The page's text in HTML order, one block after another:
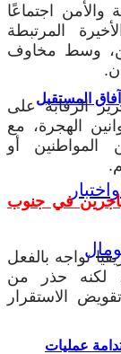
المستقبل
واختبار استدامة عمليات
اجتماعًا
المرتبطة
وسط مخاوف
الرقابة على
الهجرة، مع
أو
في جنوب
تواجه بالفعل
لكنه حذر من
الاستقرار